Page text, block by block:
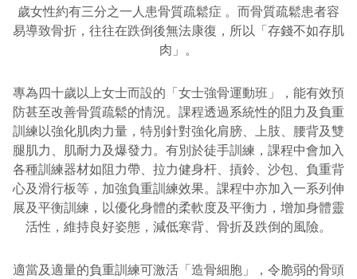
歲女性約有三分之一人患骨質疏鬆症 。而骨質疏鬆患者容
易導致骨折，往往在跌倒後無法康復，所以「存錢不如存肌
肉」。
專為四十歲以上女士而設的「女士強骨運動班」，能有效預
防甚至改善骨質疏鬆的情況。課程透過系統性的阻力及負重
訓練以強化肌肉力量，特別針對強化肩膀、上肢、腰背及雙
腿肌力、肌耐力及爆發力。有別於徒手訓練，課程中會加入
各種訓練器材如阻力帶、拉力健身杆、摃鈴、沙包、負重背
心及滑行板等，加強負重訓練效果。課程中亦加入一系列伸
展及平衡訓練，以優化身體的柔軟度及平衡力，增加身體靈
活性，維持良好姿態，減低寒背、骨折及跌倒的風險。
適當及適量的負重訓練可激活「造骨細胞」，令脆弱的骨頭